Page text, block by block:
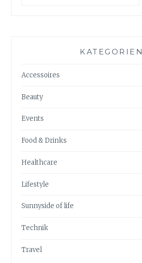
KATEGORIEN
Accessoires
Beauty
Events
Food & Drinks
Healthcare
Lifestyle
Sunnyside of life
Technik
Travel